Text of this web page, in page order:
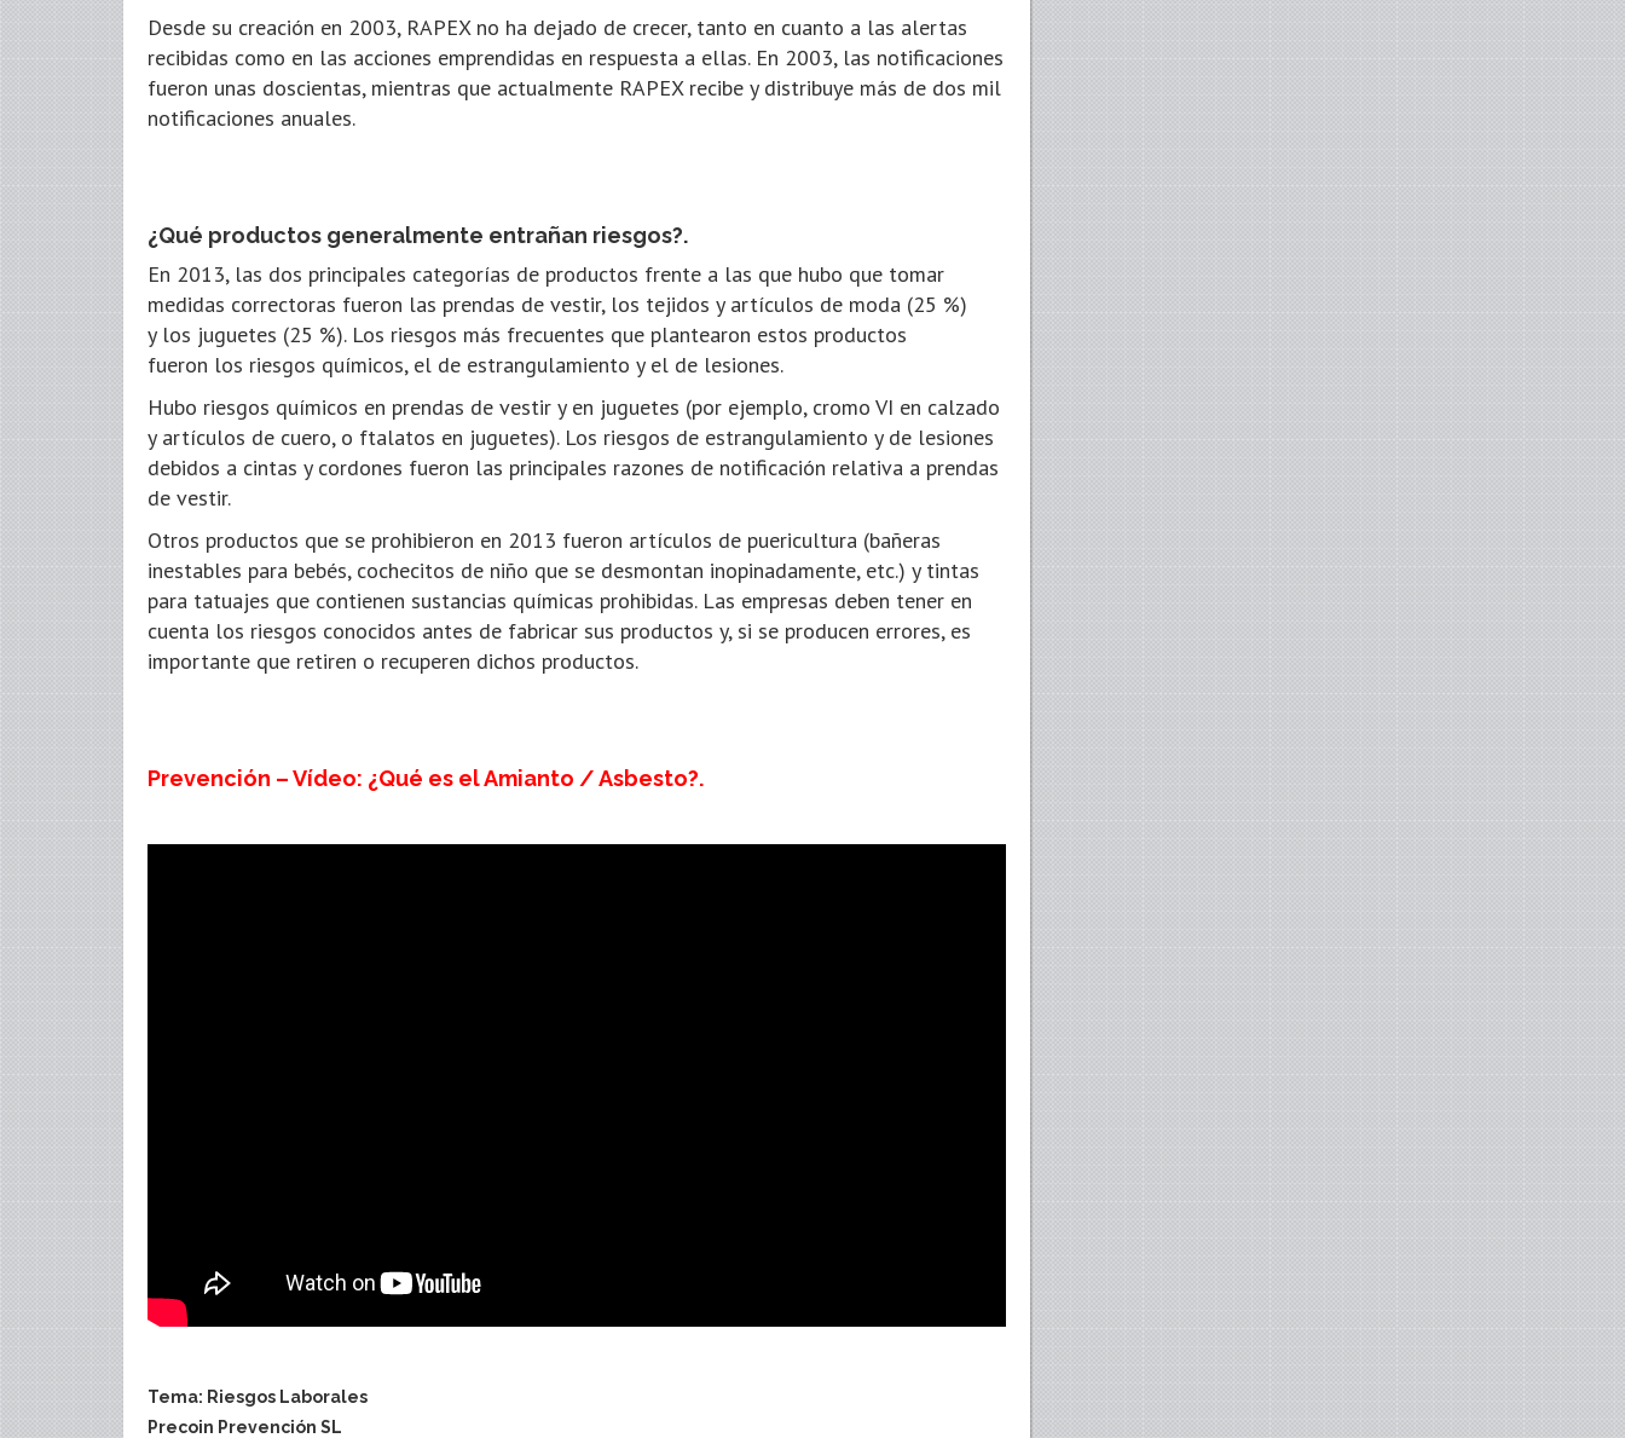
Desde su creación en 2003, RAPEX no ha dejado de crecer, tanto en cuanto a las alertas
recibidas como en las acciones emprendidas en respuesta a ellas. En 2003, las notificaciones
fueron unas doscientas, mientras que actualmente RAPEX recibe y distribuye más de dos mil
notificaciones anuales.
¿Qué productos generalmente entrañan riesgos?.
En 2013, las dos principales categorías de productos frente a las que hubo que tomar
medidas correctoras fueron las prendas de vestir, los tejidos y artículos de moda (25 %)
y los juguetes (25 %). Los riesgos más frecuentes que plantearon estos productos
fueron los riesgos químicos, el de estrangulamiento y el de lesiones.
Hubo riesgos químicos en prendas de vestir y en juguetes (por ejemplo, cromo VI en calzado
y artículos de cuero, o ftalatos en juguetes). Los riesgos de estrangulamiento y de lesiones
debidos a cintas y cordones fueron las principales razones de notificación relativa a prendas
de vestir.
Otros productos que se prohibieron en 2013 fueron artículos de puericultura (bañeras
inestables para bebés, cochecitos de niño que se desmontan inopinadamente, etc.) y tintas
para tatuajes que contienen sustancias químicas prohibidas. Las empresas deben tener en
cuenta los riesgos conocidos antes de fabricar sus productos y, si se producen errores, es
importante que retiren o recuperen dichos productos.
Prevención – Vídeo: ¿Qué es el Amianto / Asbesto?.
Tema: Riesgos Laborales
Precoin Prevención SL